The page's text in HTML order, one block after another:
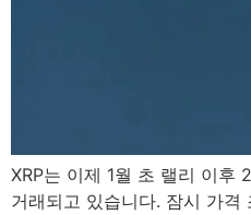
XRP는 이제 1월 초 랠리 이후
거래되고 있습니다. 잠시 가